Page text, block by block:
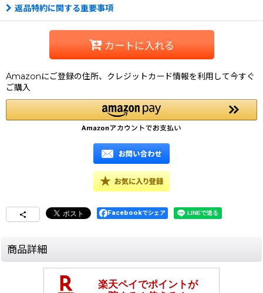
返品特約に関する重要事項
カートに入れる
Amazonにご登録の住所、クレジットカード情報を利用して今すぐ
ご購入
Facebookでシェア
商品詳細